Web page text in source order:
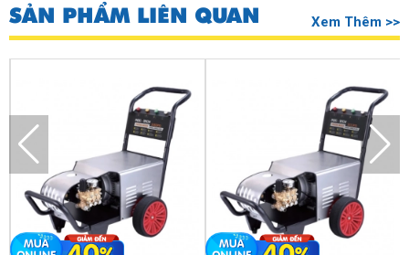
Bảo hành sản phẩm dài lâu, được đổi trả trong 7 ngày nếu
Sản phẩm chính hãng của thương hiệu IPC, được nhập
khẩu nguyên chiếc có đầy đủ giấy tờ nên các bạn có thể
Thời gian giao hàng nhanh chóng chỉ từ 2 - 3 ngày là các
bạn đã nhận được.
Bên trên là những thông tin về
máy xịt rửa xe gia đình IPC PW-
để các bạn tham khảo và đưa ra lựa chọn chính xác nhất khi
mua hàng. Các bạn hãy liên hệ đến số điện thoại: 098 777 9682
SẢN PHẨM LIÊN QUAN Xem Thêm >>